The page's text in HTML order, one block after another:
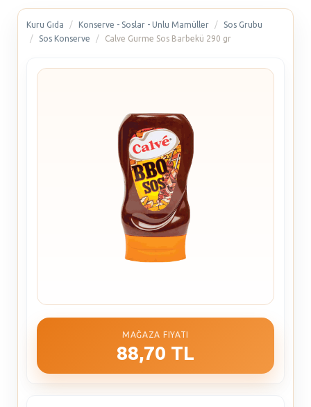
Kuru Gıda Konserve - Soslar - Unlu Mamüller
Sos Grubu
Sos Konserve
Calve Gurme Sos Barbekü 290 gr
MAĞAZA FIYATI
88,70 TL